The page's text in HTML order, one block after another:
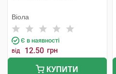
Віола
Є в наявності
від 12.50 грн
КУПИТИ